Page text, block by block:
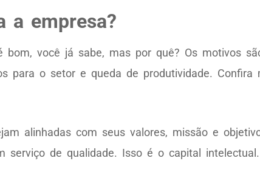
a empresa?
você já sabe, mas por quê? Os motivos
para o setor e queda de produtividade. Confira
alinhadas com seus valores, missão e
serviço de qualidade. Isso é o capital intelectual.